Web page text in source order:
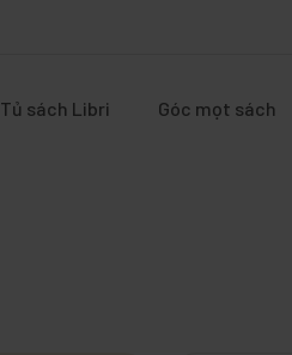
Tủ sách Libri Góc mọt sách